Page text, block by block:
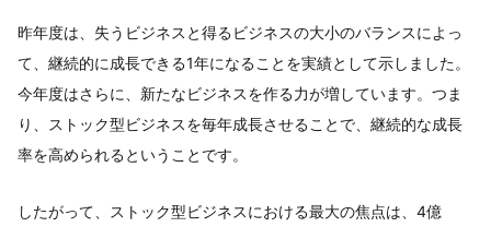
昨年度は、失うビジネスと得るビジネスの大小のバランスによっ
て、継続的に成長できる1年になることを実績として示しました。
今年度はさらに、新たなビジネスを作る力が増しています。つま
り、ストック型ビジネスを毎年成長させることで、継続的な成長
率を高められるということです。
したがって、ストック型ビジネスにおける最大の焦点は、4億